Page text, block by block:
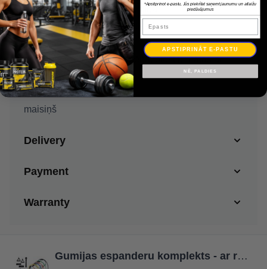
zaļa gumija / 18,1 kg pretestība
melna gumija / 22,7 kg pretestība
divi rokturi
divas potītes lentes, neoprēna, piestiprinātas ar
Velcro
enkurs durvīm
maisiņš
Delivery
Payment
Warranty
Gumijas espanderu komplekts - ar rokturi un stiprinājumu kājām (ir veikalā)
*Apstiprinot e-pastu, Jūs piekrītat saņemt jaunumu un atlaižu
piedāvājumus
Epasts
APSTIPRINĀT E-PASTU
NĒ, PALDIES